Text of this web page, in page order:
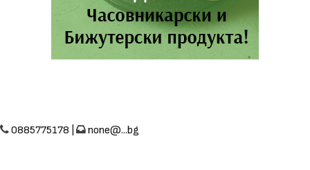
0885775178 | none@...bg